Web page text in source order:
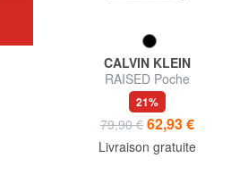
CALVIN KLEIN
RAISED Poche
21%
79,90 € 62,93 €
Livraison gratuite